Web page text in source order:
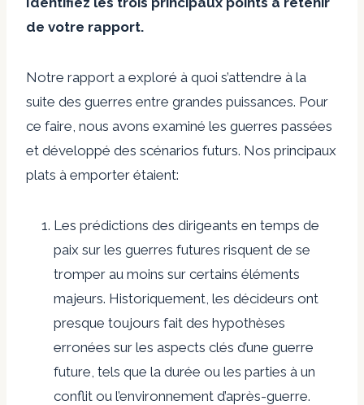
de votre rapport.
Notre rapport a exploré à quoi s’attendre à la
suite des guerres entre grandes puissances. Pour
ce faire, nous avons examiné les guerres passées
et développé des scénarios futurs. Nos principaux
plats à emporter étaient:
Les prédictions des dirigeants en temps de
paix sur les guerres futures risquent de se
tromper au moins sur certains éléments
majeurs. Historiquement, les décideurs ont
presque toujours fait des hypothèses
erronées sur les aspects clés d’une guerre
future, tels que la durée ou les parties à un
conflit ou l’environnement d’après-guerre.